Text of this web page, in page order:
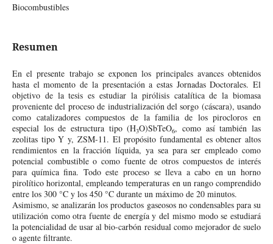
Biocombustibles
Resumen
En el presente trabajo se exponen los principales avances obtenidos
hasta el momento de la presentación a estas Jornadas Doctorales. El
objetivo de la tesis es estudiar la pirólisis catalítica de la biomasa
proveniente del proceso de industrialización del sorgo (cáscara), usando
como catalizadores compuestos de la familia de los pirocloros en
especial los de estructura tipo (H3O)SbTeO6, como así también las
zeolitas tipo Y y, ZSM-11. El propósito fundamental es obtener altos
rendimientos en la fracción líquida, ya sea para ser empleado como
potencial combustible o como fuente de otros compuestos de interés
para química fina. Todo este proceso se lleva a cabo en un horno
pirolítico horizontal, empleando temperaturas en un rango comprendido
entre los 300 °C y los 450 °C durante un máximo de 20 minutos.
Asimismo, se analizarán los productos gaseosos no condensables para su
utilización como otra fuente de energía y del mismo modo se estudiará
la potencialidad de usar al bio-carbón residual como mejorador de suelo
o agente filtrante.